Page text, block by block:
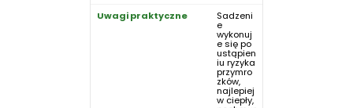
Sadzeni
e
wykonuj
e się po
ustąpien
iu ryzyka
przymro
zków,
najlepiej
w ciepły,